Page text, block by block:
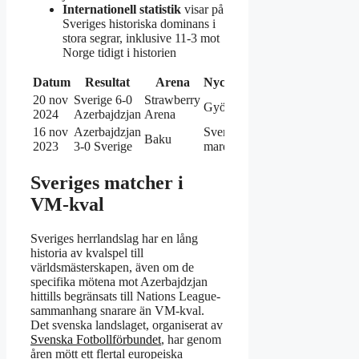
Internationell statistik visar på
Sveriges historiska dominans i
stora segrar, inklusive 11-3 mot
Norge tidigt i historien
Datum Resultat Arena
Nyckelhändelse
20 nov
2024
Sverige 6-0
Azerbajdzjan
Strawberry
Arena
Gyökeres 4 mål
16 nov
2023
Azerbajdzjan
3-0 Sverige
Baku
Sveriges
mardrömsstart
Sveriges matcher i
VM-kval
Sveriges herrlandslag har en lång
historia av kvalspel till
världsmästerskapen, även om de
specifika mötena mot Azerbajdzjan
hittills begränsats till Nations League-
sammanhang snarare än VM-kval.
Det svenska landslaget, organiserat av
Svenska Fotbollförbundet, har genom
åren mött ett flertal europeiska